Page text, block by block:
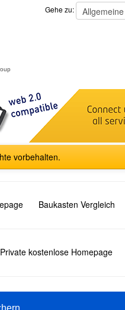
Gehe zu:
vorbehalten.
Baukasten Vergleich
Private kostenlose Homepage